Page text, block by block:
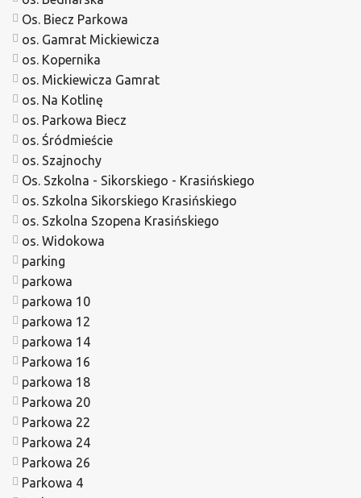
Os. Biecz Parkowa
os. Gamrat Mickiewicza
os. Kopernika
os. Mickiewicza Gamrat
os. Na Kotlinę
os. Parkowa Biecz
os. Śródmieście
os. Szajnochy
Os. Szkolna - Sikorskiego - Krasińskiego
os. Szkolna Sikorskiego Krasińskiego
os. Szkolna Szopena Krasińskiego
os. Widokowa
parking
parkowa
parkowa 10
parkowa 12
parkowa 14
Parkowa 16
parkowa 18
Parkowa 20
Parkowa 22
Parkowa 24
Parkowa 26
Parkowa 4